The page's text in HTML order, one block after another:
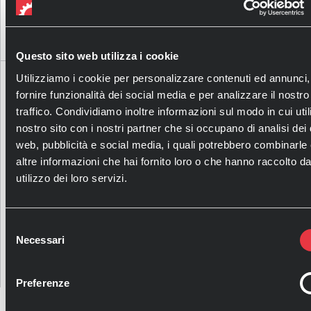
Questo sito web utilizza i cookie
Utilizziamo i cookie per personalizzare contenuti ed
fornire funzionalità dei social media e per analizzare il nostro
traffico. Condividiamo inoltre informazioni sul modo in cui
nostro sito con i nostri partner che si occupano di analisi dei
web, pubblicità e social media, i quali potrebbero combinarle
altre informazioni che hai fornito loro o che hanno raccolto
utilizzo dei loro servizi.
delNecessari
Preferenze
AERONAUTICA
Homberger opera nel settore aeronautico,
offrendo soluzioni tecnologiche avanzate che
garantiscono precisione e affidabilità.